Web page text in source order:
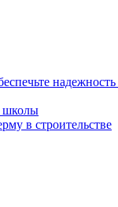
школы
в строительстве